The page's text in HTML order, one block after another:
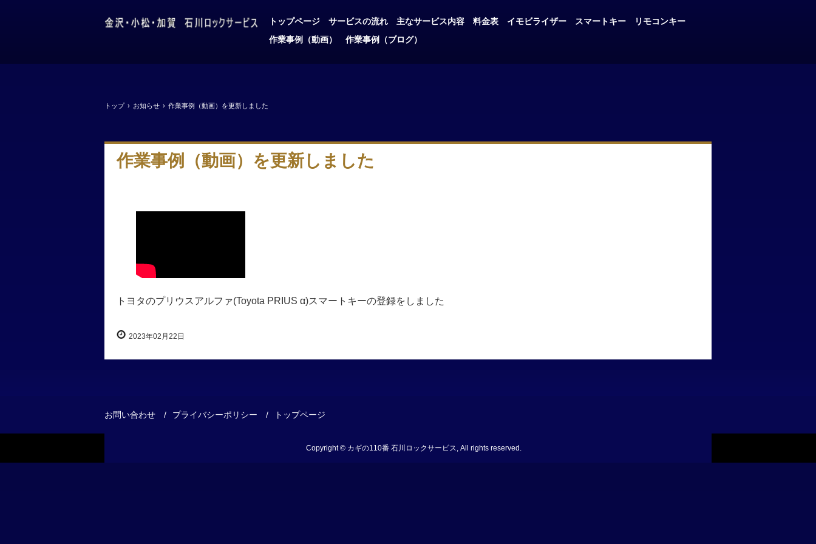
トップページ サービスの流れ 主なサービス内容 料金表 イモビライザー スマートキー
リモコンキー
作業事例（動画）
作業事例（ブログ）
トップ › お知らせ › 作業事例（動画）を更新しました
作業事例（動画）を更新しました
トヨタのプリウスアルファ(Toyota PRIUS α)スマートキーの登録をしました
2023年02月22日
お問い合わせ プライバシーポリシー トップページ
Copyright © カギの110番 石川ロックサービス, All rights reserved.